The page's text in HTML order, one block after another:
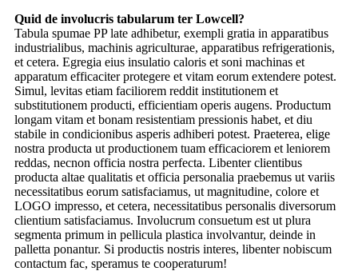
Quid de involucris tabularum ter Lowcell?
Tabula spumae PP late adhibetur, exempli gratia in apparatibus
industrialibus, machinis agriculturae, apparatibus refrigerationis,
et cetera. Egregia eius insulatio caloris et soni machinas et
apparatum efficaciter protegere et vitam eorum extendere potest.
Simul, levitas etiam faciliorem reddit institutionem et
substitutionem producti, efficientiam operis augens. Productum
longam vitam et bonam resistentiam pressionis habet, et diu
stabile in condicionibus asperis adhiberi potest. Praeterea, elige
nostra producta ut productionem tuam efficaciorem et leniorem
reddas, necnon officia nostra perfecta. Libenter clientibus
producta altae qualitatis et officia personalia praebemus ut variis
necessitatibus eorum satisfaciamus, ut magnitudine, colore et
LOGO impresso, et cetera, necessitatibus personalis diversorum
clientium satisfaciamus. Involucrum consuetum est ut plura
segmenta primum in pellicula plastica involvantur, deinde in
palletta ponantur. Si productis nostris interes, libenter nobiscum
contactum fac, speramus te cooperaturum!